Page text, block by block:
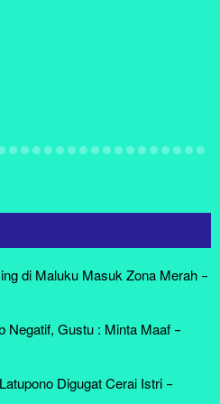
di Maluku Masuk Zona Merah -
Negatif, Gustu : Minta Maaf -
Digugat Cerai Istri -